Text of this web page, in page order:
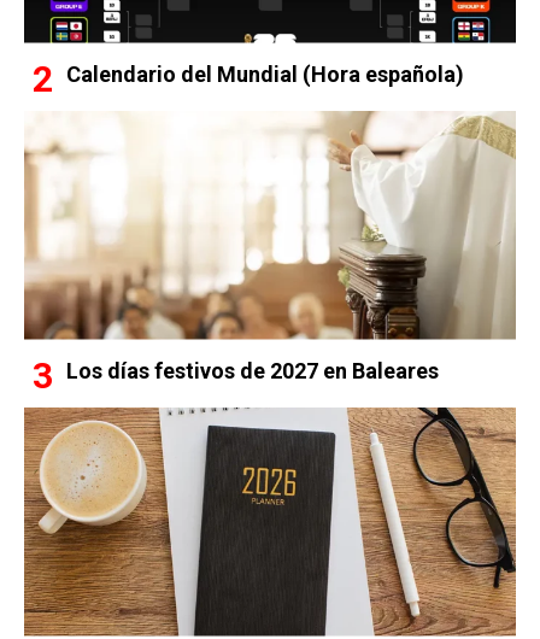
Calendario del Mundial (Hora española)
Los días festivos de 2027 en Baleares